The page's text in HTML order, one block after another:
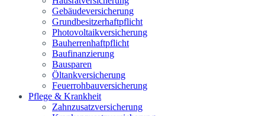
Gebäudeversicherung
Grundbesitzerhaftpflicht
Photovoltaikversicherung
Bauherrenhaftpflicht
Baufinanzierung
Bausparen
Öltankversicherung
Feuerrohbauversicherung
Pflege & Krankheit
Zahnzusatzversicherung